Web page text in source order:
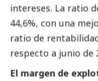
intereses. La ratio
44,6%, con una
ratio de
respecto a junio de
El margen de